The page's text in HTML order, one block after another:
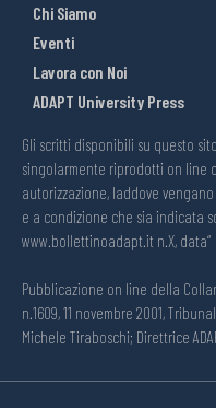
Chi Siamo
Eventi
Lavora con Noi
ADAPT University Press
Gli scritti disponibili su questo
singolarmente riprodotti on line
autorizzazione, laddove
e a condizione che sia indicata
www.bollettinoadapt.it n.X, data“
Pubblicazione on line della
n.1609, 11 novembre 2001,
Michele Tiraboschi; Direttrice